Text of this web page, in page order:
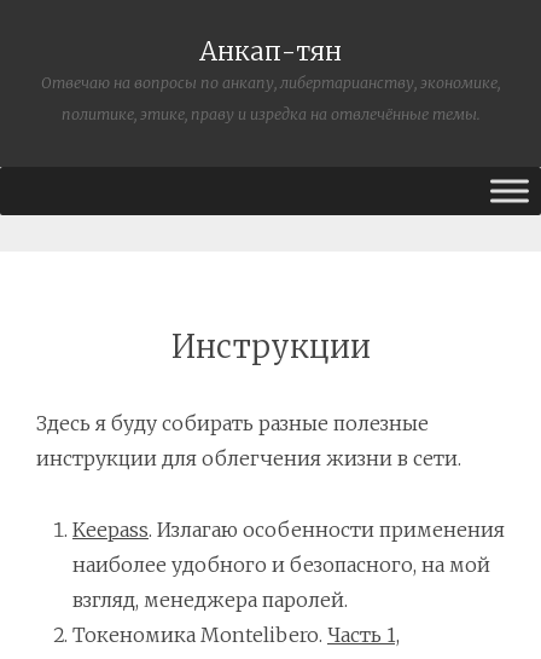
Анкап-тян
Отвечаю на вопросы по анкапу, либертарианству, экономике,
политике, этике, праву и изредка на отвлечённые темы.
Инструкции
Здесь я буду собирать разные полезные
инструкции для облегчения жизни в сети.
Keepass. Излагаю особенности применения
наиболее удобного и безопасного, на мой
взгляд, менеджера паролей.
Токеномика Montelibero. Часть 1,